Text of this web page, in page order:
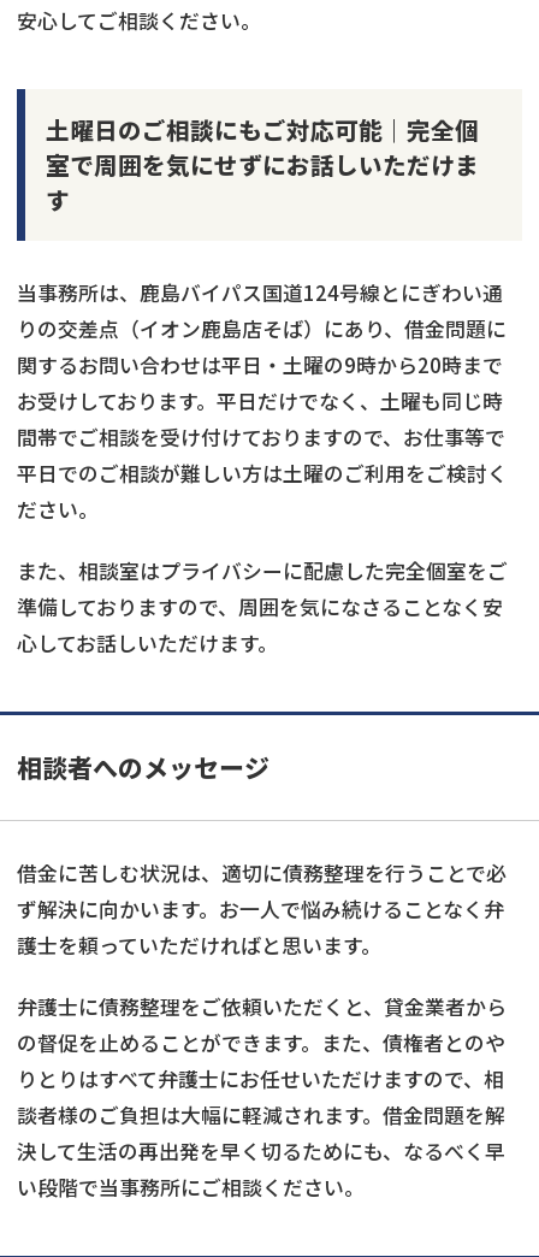
安心してご相談ください。
土曜日のご相談にもご対応可能｜完全個
室で周囲を気にせずにお話しいただけま
す
当事務所は、鹿島バイパス国道124号線とにぎわい通
りの交差点（イオン鹿島店そば）にあり、借金問題に
関するお問い合わせは平日・土曜の9時から20時まで
お受けしております。平日だけでなく、土曜も同じ時
間帯でご相談を受け付けておりますので、お仕事等で
平日でのご相談が難しい方は土曜のご利用をご検討く
ださい。
また、相談室はプライバシーに配慮した完全個室をご
準備しておりますので、周囲を気になさることなく安
心してお話しいただけます。
相談者へのメッセージ
借金に苦しむ状況は、適切に債務整理を行うことで必
ず解決に向かいます。お一人で悩み続けることなく弁
護士を頼っていただければと思います。
弁護士に債務整理をご依頼いただくと、貸金業者から
の督促を止めることができます。また、債権者とのや
りとりはすべて弁護士にお任せいただけますので、相
談者様のご負担は大幅に軽減されます。借金問題を解
決して生活の再出発を早く切るためにも、なるべく早
い段階で当事務所にご相談ください。